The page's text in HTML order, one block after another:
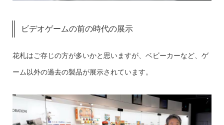
ビデオゲームの前の時代の展示
花札はご存じの方が多いかと思いますが、ベビーカーなど、ゲ
ーム以外の過去の製品が展示されています。